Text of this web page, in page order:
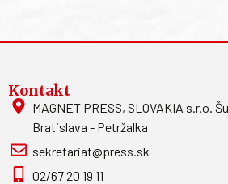
Kontakt
MAGNET PRESS, SLOVAKIA s.r.o.
Bratislava - Petržalka
sekretariat@press.sk
02/67 20 19 11